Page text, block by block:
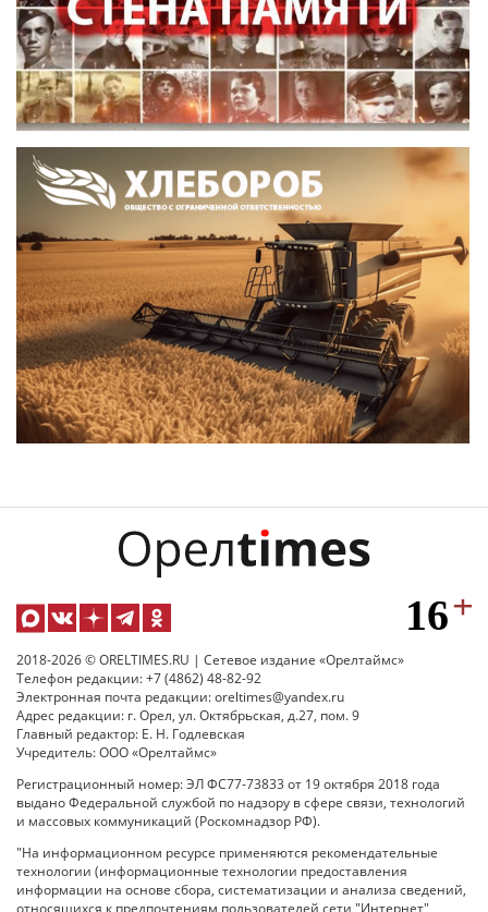
2018-2026 © ORELTIMES.RU | Сетевое издание «Орелтаймс»
Телефон редакции: +7 (4862) 48-82-92
Электронная почта редакции: oreltimes@yandex.ru
Адрес редакции: г. Орел, ул. Октябрьская, д.27, пом. 9
Главный редактор: Е. Н. Годлевская
Учредитель: ООО «Орелтаймс»
Регистрационный номер: ЭЛ ФС77-73833 от 19 октября 2018 года
выдано Федеральной службой по надзору в сфере связи, технологий
и массовых коммуникаций (Роскомнадзор РФ).
"На информационном ресурсе применяются рекомендательные
технологии (информационные технологии предоставления
информации на основе сбора, систематизации и анализа сведений,
относящихся к предпочтениям пользователей сети "Интернет",